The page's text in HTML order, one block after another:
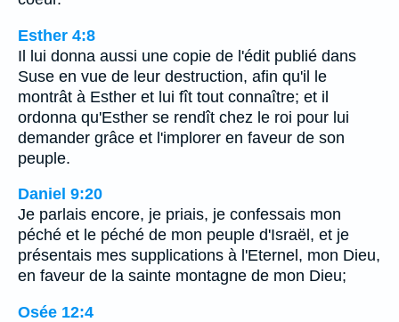
Esther 4:8
Il lui donna aussi une copie de l'édit publié dans
Suse en vue de leur destruction, afin qu'il le
montrât à Esther et lui fît tout connaître; et il
ordonna qu'Esther se rendît chez le roi pour lui
demander grâce et l'implorer en faveur de son
peuple.
Daniel 9:20
Je parlais encore, je priais, je confessais mon
péché et le péché de mon peuple d'Israël, et je
présentais mes supplications à l'Eternel, mon Dieu,
en faveur de la sainte montagne de mon Dieu;
Osée 12:4